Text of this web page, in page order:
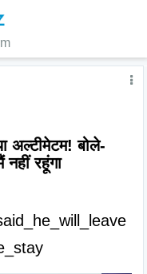
अल्टीमेटम! बोले-
रहूंगा